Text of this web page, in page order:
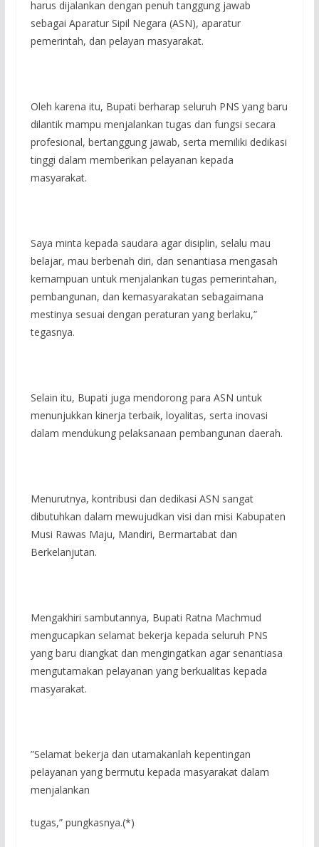
harus dijalankan dengan penuh tanggung jawab
sebagai Aparatur Sipil Negara (ASN), aparatur
pemerintah, dan pelayan masyarakat.
‎Oleh karena itu, Bupati berharap seluruh PNS yang baru
dilantik mampu menjalankan tugas dan fungsi secara
profesional, bertanggung jawab, serta memiliki dedikasi
tinggi dalam memberikan pelayanan kepada
masyarakat.
Saya minta kepada saudara agar disiplin, selalu mau
belajar, mau berbenah diri, dan senantiasa mengasah
kemampuan untuk menjalankan tugas pemerintahan,
pembangunan, dan kemasyarakatan sebagaimana
mestinya sesuai dengan peraturan yang berlaku,”
tegasnya.
‎Selain itu, Bupati juga mendorong para ASN untuk
menunjukkan kinerja terbaik, loyalitas, serta inovasi
dalam mendukung pelaksanaan pembangunan daerah.
‎Menurutnya, kontribusi dan dedikasi ASN sangat
dibutuhkan dalam mewujudkan visi dan misi Kabupaten
Musi Rawas Maju, Mandiri, Bermartabat dan
Berkelanjutan.
‎Mengakhiri sambutannya, Bupati Ratna Machmud
mengucapkan selamat bekerja kepada seluruh PNS
yang baru diangkat dan mengingatkan agar senantiasa
mengutamakan pelayanan yang berkualitas kepada
masyarakat.
‎”Selamat bekerja dan utamakanlah kepentingan
pelayanan yang bermutu kepada masyarakat dalam
menjalankan
tugas,” pungkasnya.(*)